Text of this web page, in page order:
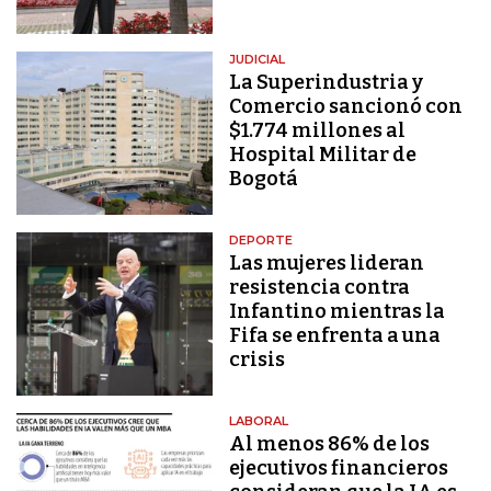
JUDICIAL
La Superindustria y
Comercio sancionó con
$1.774 millones al
Hospital Militar de
Bogotá
DEPORTE
Las mujeres lideran
resistencia contra
Infantino mientras la
Fifa se enfrenta a una
crisis
LABORAL
Al menos 86% de los
ejecutivos financieros